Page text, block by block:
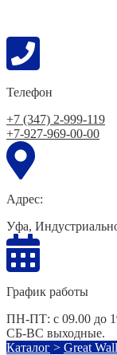
Телефон
+7 (347) 2-999-119
+7-927-969-00-00
Адрес:
Уфа,
График работы
ПН-ПТ: с 09.00 до
СБ-ВС выходные.
Каталог > Great Wall